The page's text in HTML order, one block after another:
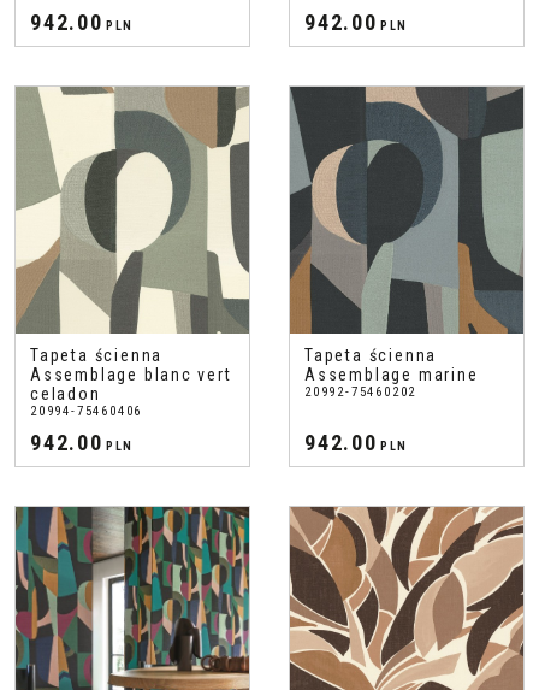
942.00 PLN 942.00 PLN
Tapeta ścienna
Assemblage blanc vert
celadon
20994-75460406
942.00 PLN
Tapeta ścienna
Assemblage marine
20992-75460202
942.00 PLN